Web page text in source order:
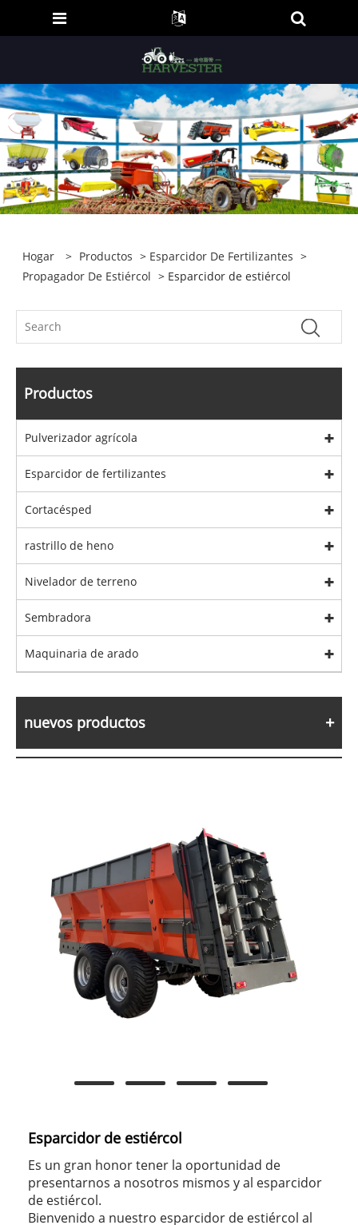
Hogar > Productos > Esparcidor De Fertilizantes >
Propagador De Estiércol > Esparcidor de estiércol
Productos
Pulverizador agrícola
Esparcidor de fertilizantes
Cortacésped
rastrillo de heno
Nivelador de terreno
Sembradora
Maquinaria de arado
nuevos productos
Esparcidor de estiércol
Es un gran honor tener la oportunidad de
presentarnos a nosotros mismos y al esparcidor
de estiércol.
Bienvenido a nuestro esparcidor de estiércol al